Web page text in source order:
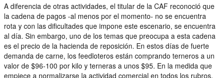
A diferencia de otras actividades, el titular de la CAF reconoció que
la cadena de pagos -al menos por el momento- no se encuentra
rota y con las dificultades que impone este escenario, se encuentra
al día. Sin embargo, uno de los temas que preocupa a esta cadena
es el precio de la hacienda de reposición. En estos días de fuerte
demanda de carne, los feedloteros están comprando terneros a un
valor de $96-100 por kilo y terneras a unos $95. En la medida que
empiece a normalizarse la actividad comercial en todos los rubros,